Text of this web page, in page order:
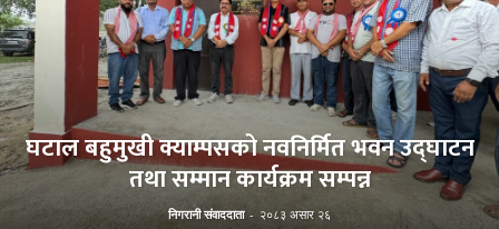
घटाल बहुमुखी क्याम्पसको नवनिर्मित भवन उद्घाटन
तथा सम्मान कार्यक्रम सम्पन्न
निगरानी संवाददाता - २०८३ असार २६